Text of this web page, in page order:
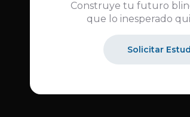
Construye tu futuro
que lo inesperado
Solicitar